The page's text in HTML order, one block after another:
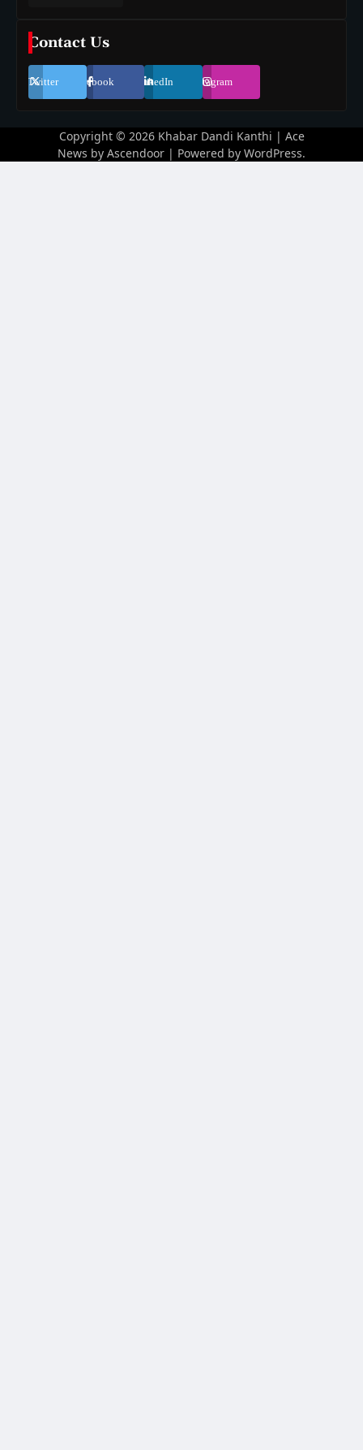
Contact Us
Twitter Facebook LinkedIn Instagram
Copyright © 2026 Khabar Dandi Kanthi | Ace
News by Ascendoor | Powered by WordPress.